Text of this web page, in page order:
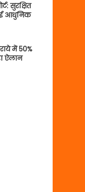
सुरक्षित
आधुनिक
में 50%
ऐलान